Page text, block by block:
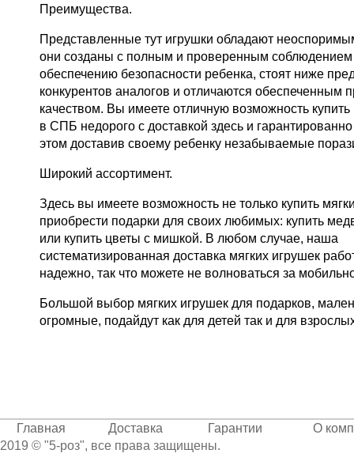
Преимущества.
Представленные тут игрушки обладают
они созданы с полным и проверенным
обеспечению безопасности ребенка, стоят ниже
конкурентов аналогов и отличаются обеспеченным
качеством. Вы имеете отличную возможность купить
в СПБ недорого с доставкой здесь и
этом доставив своему ребенку незабываемые
Широкий ассортимент.
Здесь вы имеете возможность не только купить
приобрести подарки для своих любимых: купить
или купить цветы с мишкой. В любом случае, наша
систематизированная доставка мягких игрушек
надежно, так что можете не волноваться за
Большой выбор мягких игрушек для подарков,
огромные, подайдут как для детей так и для
Главная Доставка Гарантии
О
2019 © "5-роз", все права защищены.